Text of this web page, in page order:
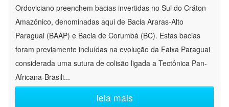
Ordoviciano preenchem bacias invertidas no Sul do Cráton
Amazônico, denominadas aqui de Bacia Araras-Alto
Paraguai (BAAP) e Bacia de Corumbá (BC). Estas bacias
foram previamente incluídas na evolução da Faixa Paraguai
considerada uma sutura de colisão ligada a Tectônica Pan-
Africana-Brasili...
leia mais